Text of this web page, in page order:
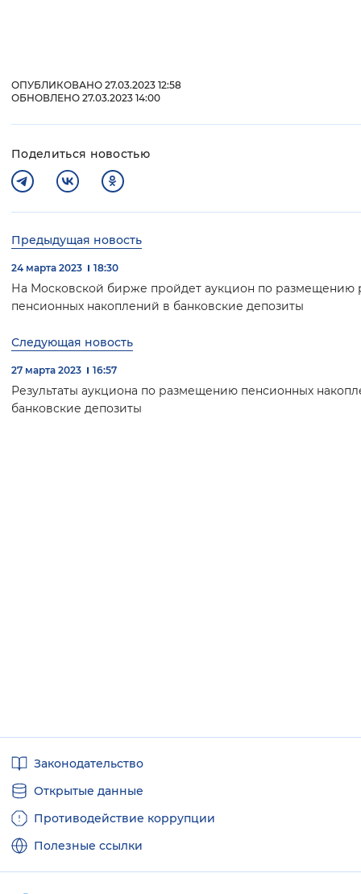
ОПУБЛИКОВАНО 27.03.2023 12:58
ОБНОВЛЕНО 27.03.2023 14:00
Поделиться новостью
Предыдущая новость
24 марта 2023 18:30
На Московской бирже пройдет аукцион по размещению
пенсионных накоплений в банковские депозиты
Следующая новость
27 марта 2023 16:57
Результаты аукциона по размещению пенсионных
банковские депозиты
ссылкиЗаконодательство
Открытые данные
Противодействие коррупции
Полезные ссылки